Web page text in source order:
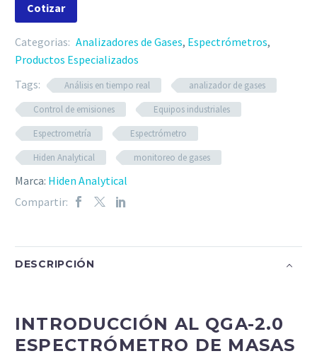
Cotizar
Categorias: Analizadores de Gases, Espectrómetros,
Productos Especializados
Tags:
Análisis en tiempo real
analizador de gases
Control de emisiones
Equipos industriales
Espectrometría
Espectrómetro
Hiden Analytical
monitoreo de gases
Marca: Hiden Analytical
Compartir:
DESCRIPCIÓN
INTRODUCCIÓN AL QGA-2.0
ESPECTRÓMETRO DE MASAS